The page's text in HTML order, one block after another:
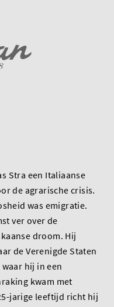
Stra een Italiaanse
de agrarische crisis.
was emigratie.
ver over de
droom. Hij
de Verenigde Staten
hij in een
kwam met
jarige leeftijd richt hij